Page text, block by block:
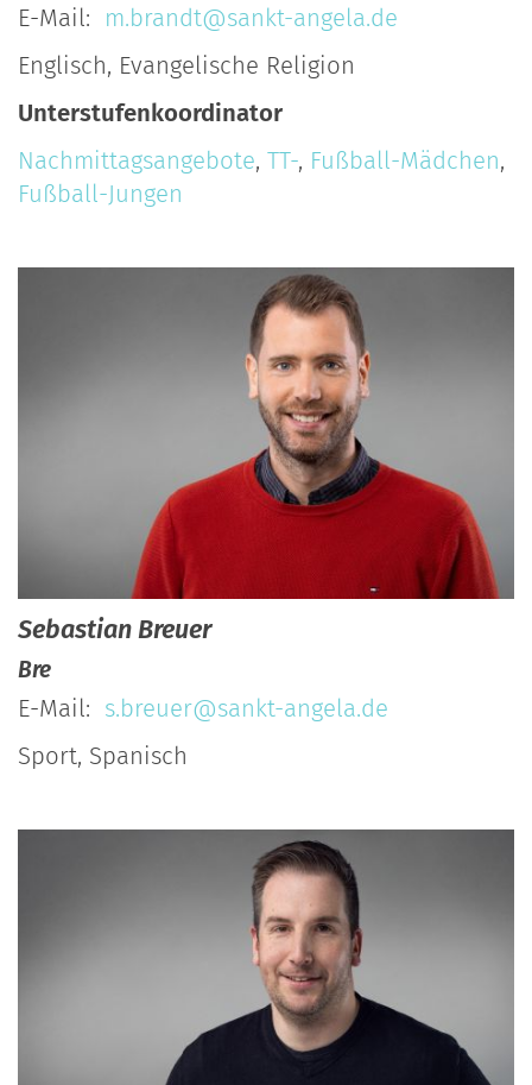
E-Mail:
m.brandt@sankt-angela.de
Englisch, Evangelische Religion
Unterstufenkoordinator
Nachmittagsangebote, TT-, Fußball-Mädchen,
Fußball-Jungen
SebastianBreuer
Bre
E-Mail: s.breuer@sankt-angela.de
Sport, Spanisch